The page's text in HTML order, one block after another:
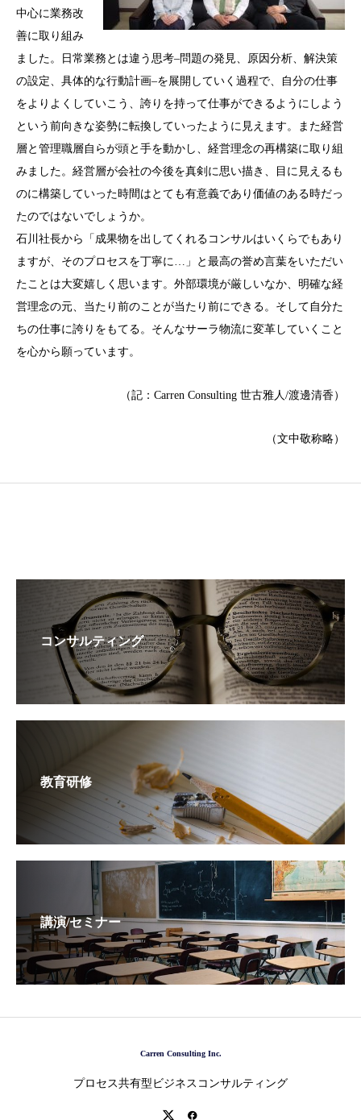
中心に業務改
善に取り組み
ました。日常業務とは違う思考–問題の発見、原因分析、解決策
の設定、具体的な行動計画–を展開していく過程で、自分の仕事
をよりよくしていこう、誇りを持って仕事ができるようにしよう
という前向きな姿勢に転換していったように見えます。また経営
層と管理職層自らが頭と手を動かし、経営理念の再構築に取り組
みました。経営層が会社の今後を真剣に思い描き、目に見えるも
のに構築していった時間はとても有意義であり価値のある時だっ
たのではないでしょうか。
石川社長から「成果物を出してくれるコンサルはいくらでもあり
ますが、そのプロセスを丁寧に…」と最高の誉め言葉をいただい
たことは大変嬉しく思います。外部環境が厳しいなか、明確な経
営理念の元、当たり前のことが当たり前にできる。そして自分た
ちの仕事に誇りをもてる。そんなサーラ物流に変革していくこと
を心から願っています。
（記：Carren Consulting 世古雅人/渡邊清香）
（文中敬称略）
コンサルティング
教育研修
講演/セミナー
Carren Consulting Inc.
プロセス共有型ビジネスコンサルティング